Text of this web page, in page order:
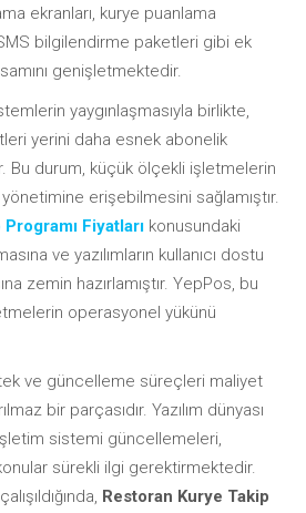
ekranları, kurye puanlama
bilgilendirme paketleri gibi ek
genişletmektedir.
yaygınlaşmasıyla birlikte,
yerini daha esnek abonelik
Bu durum, küçük ölçekli işletmelerin
erişebilmesini sağlamıştır.
Fiyatları konusundaki
ve yazılımların kullanıcı dostu
zemin hazırlamıştır. YepPos, bu
operasyonel yükünü
ve güncelleme süreçleri maliyet
bir parçasıdır. Yazılım dünyası
sistemi güncellemeleri,
sürekli ilgi gerektirmektedir.
Restoran Kurye Takip